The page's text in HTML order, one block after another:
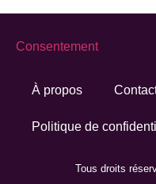
Tous droits
À propos
Politique de
Consentement